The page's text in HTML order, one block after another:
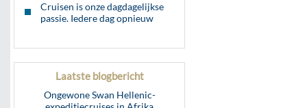
Cruisen is onze dagdagelijkse
passie. Iedere dag opnieuw
Laatste blogbericht
Ongewone Swan Hellenic-